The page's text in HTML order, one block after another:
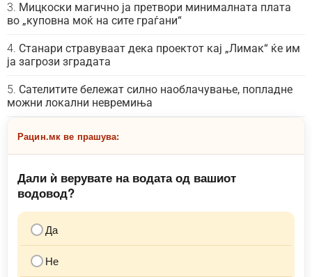
Мицкоски магично ја претвори минималната плата
во „куповна моќ на сите граѓани“
Станари стравуваат дека проектот кај „Лимак“ ќе им
ја загрози зградата
Сателитите бележат силно наоблачување, попладне
можни локални невремиња
Рацин.мк ве прашува:
Дали ѝ верувате на водата од вашиот
водовод?
Да
Не